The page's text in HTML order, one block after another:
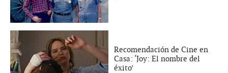
Recomendación de Cine en
Casa: ‘Joy: El nombre del
éxito’